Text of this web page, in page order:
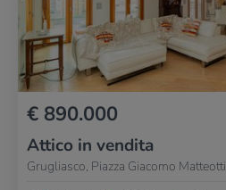
€ 890.000
Attico in vendita
Grugliasco, Piazza Giacomo Matteotti